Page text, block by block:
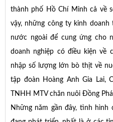
thành phố Hồ Chí Minh cả về
vậy, những công ty kinh
nước ngoài để cung ứng cho
doanh nghiệp có điều kiện về
nhập số lượng lớn bò thịt về
tập đoàn Hoàng Anh Gia Lai,
TNHH MTV chăn nuôi Đồng
Những năm gần đây, tình hình